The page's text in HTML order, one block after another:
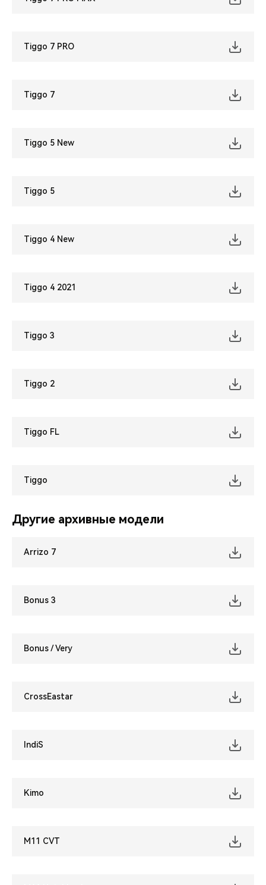
Tiggo 7 PRO
Tiggo 7
Tiggo 5 New
Tiggo 5
Tiggo 4 New
Tiggo 4 2021
Tiggo 3
Tiggo 2
Tiggo FL
Tiggo
Другие архивные модели
Arrizo 7
Bonus 3
Bonus / Very
CrossEastar
IndiS
Kimo
M11 CVT